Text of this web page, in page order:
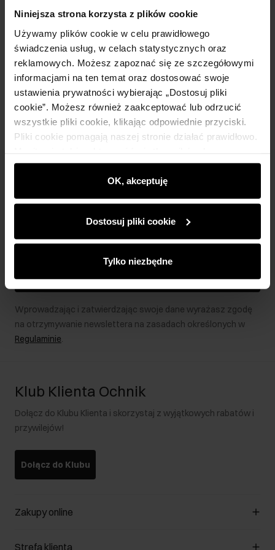
Niniejsza strona korzysta z plików cookie
Używamy plików cookie w celu prawidłowego
świadczenia usług, w celach statystycznych oraz
reklamowych. Możesz zapoznać się ze szczegółowymi
informacjami na ten temat oraz dostosować swoje
ustawienia prywatności wybierając „Dostosuj pliki
cookie”. Możesz również zaakceptować lub odrzucić
wszystkie pliki cookie, klikając odpowiednie przyciski.
Pliki cookie pomagają naszej stronie działać prawidłowo.
wyświetlać im dopasowane do ich preferencji treści,
rekomendacje oraz komunikaty reklamowe informujące o
najnowszych promocjach w e-sklepie. Informacje o tym,
partnerom społecznościowym, reklamowym i
analitycznym. Partnerzy mogą połączyć te informacje z
podczas korzystania z ich usług.
OK, akceptuję
Dostosuj pliki cookie
Tylko niezbędne
Szczegóły
Skład i wymiary
Opinie
Bądź na bieżąco z nowościami i promocjami!
Zapisz się
Wprowadzając i zatwierdzając swoje dane wyrażasz zgodę
na otrzymywanie newslettera na zasadach określonych w
Regulaminie.
Klub Klienta Ochnik
Dołącz do Klubu Klienta i skorzystaj z wyjątkowych rabatów i
przywilejów!
Dołącz do Klubu
Zakupy online
Zarządzaj cookies
Strefa klienta